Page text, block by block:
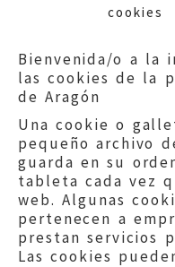
cookies
Bienvenida/o a la
las cookies de la
de Aragón
Una cookie o
pequeño archivo
guarda en su
tableta cada vez
web. Algunas
pertenecen a
prestan servicios
Las cookies